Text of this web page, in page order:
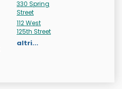
330 Spring
Street
112 West
125th Street
altri...